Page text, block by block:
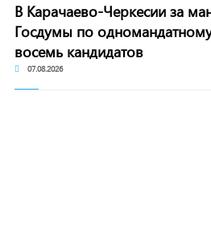
В Карачаево-Черкесии за
Госдумы по
восемь кандидатов
07.08.2026